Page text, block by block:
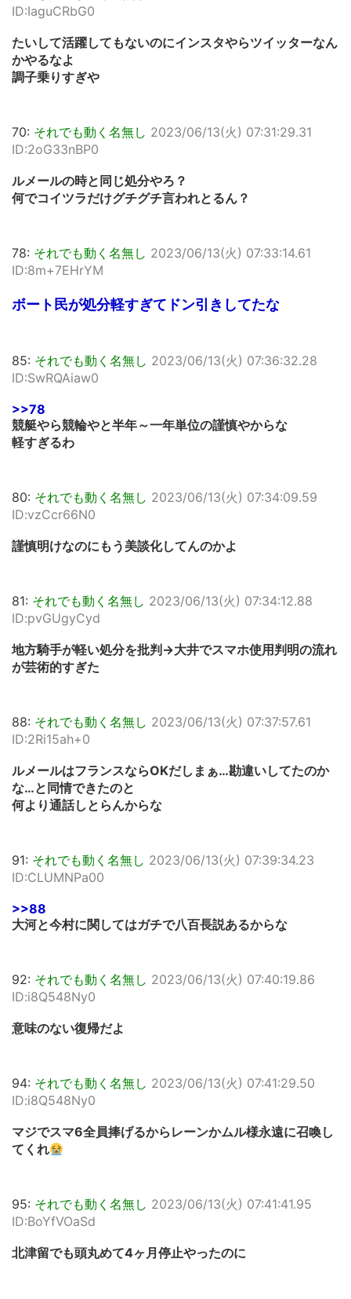
ID:IaguCRbG0
たいして活躍してもないのにインスタやらツイッターなん
かやるなよ
調子乗りすぎや
70: それでも動く名無し 2023/06/13(火) 07:31:29.31
ID:2oG33nBP0
ルメールの時と同じ処分やろ？
何でコイツラだけグチグチ言われとるん？
78: それでも動く名無し 2023/06/13(火) 07:33:14.61
ID:8m+7EHrYM
ボート民が処分軽すぎてドン引きしてたな
85: それでも動く名無し 2023/06/13(火) 07:36:32.28
ID:SwRQAiaw0
>>78
競艇やら競輪やと半年～一年単位の謹慎やからな
軽すぎるわ
80: それでも動く名無し 2023/06/13(火) 07:34:09.59
ID:vzCcr66N0
謹慎明けなのにもう美談化してんのかよ
81: それでも動く名無し 2023/06/13(火) 07:34:12.88
ID:pvGUgyCyd
地方騎手が軽い処分を批判→大井でスマホ使用判明の流れ
が芸術的すぎた
88: それでも動く名無し 2023/06/13(火) 07:37:57.61
ID:2Ri15ah+0
ルメールはフランスならOKだしまぁ…勘違いしてたのか
な…と同情できたのと
何より通話しとらんからな
91: それでも動く名無し 2023/06/13(火) 07:39:34.23
ID:CLUMNPa00
>>88
大河と今村に関してはガチで八百長説あるからな
92: それでも動く名無し 2023/06/13(火) 07:40:19.86
ID:i8Q548Ny0
意味のない復帰だよ
94: それでも動く名無し 2023/06/13(火) 07:41:29.50
ID:i8Q548Ny0
マジでスマ6全員捧げるからレーンかムル様永遠に召喚し
てくれ
95: それでも動く名無し 2023/06/13(火) 07:41:41.95
ID:BoYfVOaSd
北津留でも頭丸めて4ヶ月停止やったのに